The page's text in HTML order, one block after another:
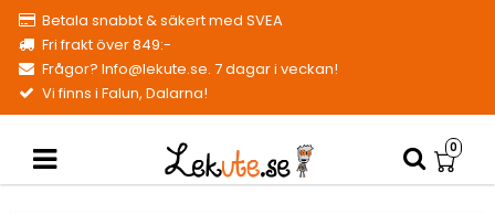
Betala snabbt & säkert med SVEA
Fri frakt över 849:-
Frågor? Info@lekute.se. 7 dagar i veckan!
Vi finns i Falun, Dalarna!
0